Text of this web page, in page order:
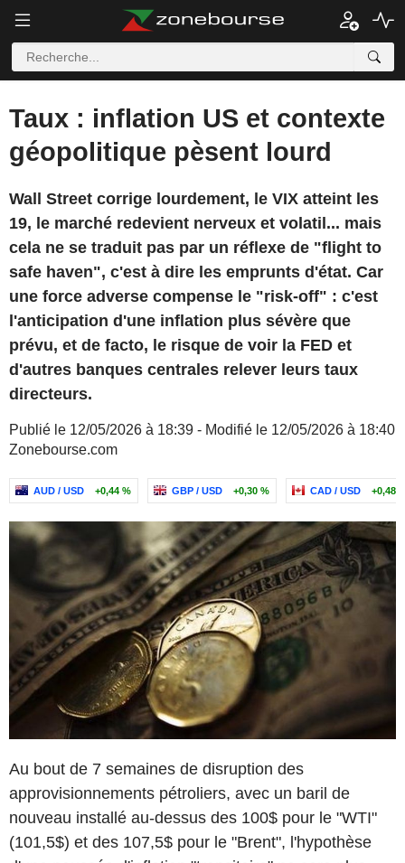
Taux : inflation US et contexte
géopolitique pèsent lourd
Wall Street corrige lourdement, le VIX atteint les
19, le marché redevient nerveux et volatil... mais
cela ne se traduit pas par un réflexe de "flight to
safe haven", c'est à dire les emprunts d'état. Car
une force adverse compense le "risk-off" : c'est
l'anticipation d'une inflation plus sévère que
prévu, et de facto, le risque de voir la FED et
d'autres banques centrales relever leurs taux
directeurs.
Publié le 12/05/2026 à 18:39 - Modifié le 12/05/2026 à 18:40
Zonebourse.com
AUD / USD +0,44 % GBP / USD +0,30 % CAD / USD +0,48
Au bout de 7 semaines de disruption des
approvisionnements pétroliers, avec un baril de
nouveau installé au-dessus des 100$ pour le "WTI"
(101,5$) et des 107,5$ pour le "Brent", l'hypothèse